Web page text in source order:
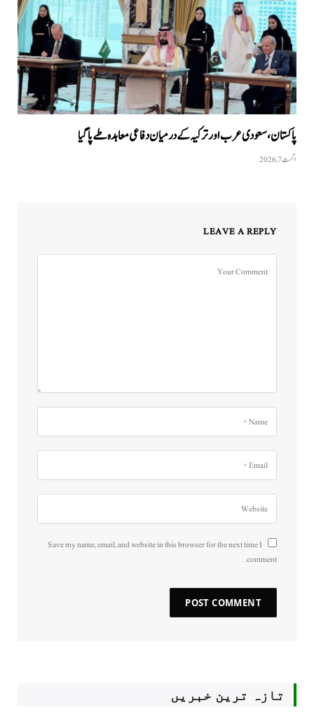
پاکستان،سعودی عرب اور ترکیہ کے درمیان دفاعی معاہدہ طے پاگیا
اگست 7, 2026
LEAVE A REPLY
Save my name, email, and website in this browser for the next time I
comment.
تازہ ترین خبریں